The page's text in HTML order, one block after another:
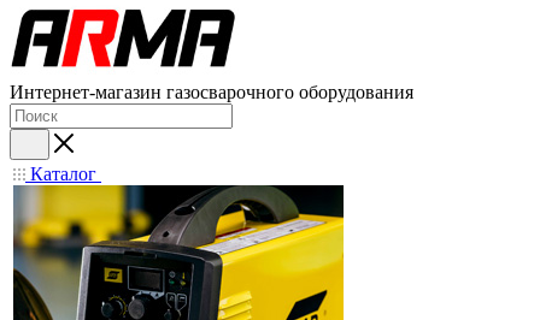
Интернет-магазин газосварочного оборудования
Каталог